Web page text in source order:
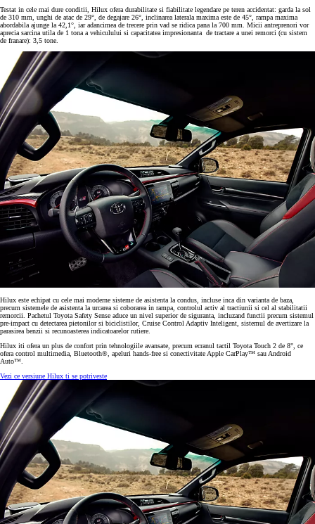
Testat in cele mai dure conditii, Hilux ofera durabilitate si fiabilitate legendare pe teren accidentat: garda la sol
de 310 mm, unghi de atac de 29°, de degajare 26°, inclinarea laterala maxima este de 45°, rampa maxima
abordabila ajunge la 42,1°, iar adancimea de trecere prin vad se ridica pana la 700 mm. Micii antreprenori vor
aprecia sarcina utila de 1 tona a vehiculului si capacitatea impresionanta de tractare a unei remorci (cu sistem
de franare): 3,5 tone.
Hilux este echipat cu cele mai moderne sisteme de asistenta la condus, incluse inca din varianta de baza,
precum sistemele de asistenta la urcarea si coborarea in rampa, controlul activ al tractiunii si cel al stabilitatii
remorcii. Pachetul Toyota Safety Sense aduce un nivel superior de siguranta, incluzand functii precum sistemul
pre-impact cu detectarea pietonilor si biciclistilor, Cruise Control Adaptiv Inteligent, sistemul de avertizare la
parasirea benzii si recunoasterea indicatoarelor rutiere.
Hilux iti ofera un plus de confort prin tehnologiile avansate, precum ecranul tactil Toyota Touch 2 de 8", ce
ofera control multimedia, Bluetooth®, apeluri hands-free si conectivitate Apple CarPlay™ sau Android
Auto™.
Vezi ce versiune Hilux ti se potriveste